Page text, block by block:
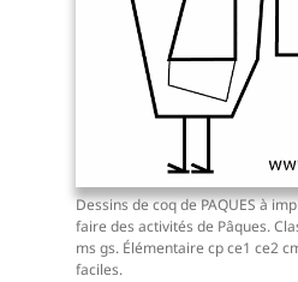
Dessins de coq de PAQUES à
faire des activités de Pâques.
ms gs. Élémentaire cp ce1 ce2
faciles.